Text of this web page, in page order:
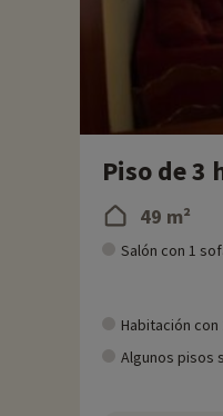
Piso de 3
49 m²
Salón con 1
Habitación
Algunos pisos